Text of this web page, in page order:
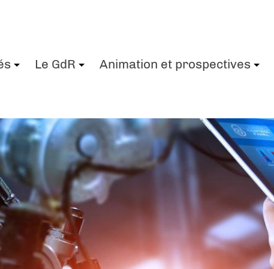
Le GdR Animation et prospectives